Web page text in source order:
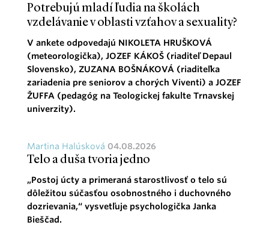
Potrebujú mladí ľudia na školách
vzdelávanie v oblasti vzťahov a sexuality?
V ankete odpovedajú NIKOLETA HRUŠKOVÁ
(meteorologička), JOZEF KÁKOŠ (riaditeľ Depaul
Slovensko), ZUZANA BOŠNÁKOVÁ (riaditeľka
zariadenia pre seniorov a chorých Viventi) a JOZEF
ŽUFFA (pedagóg na Teologickej fakulte Trnavskej
univerzity).
Martina Halúsková 04.08.2026
Telo a duša tvoria jedno
„Postoj úcty a primeraná starostlivosť o telo sú
dôležitou súčasťou osobnostného i duchovného
dozrievania,“ vysvetľuje psychologička Janka
Bieščad.